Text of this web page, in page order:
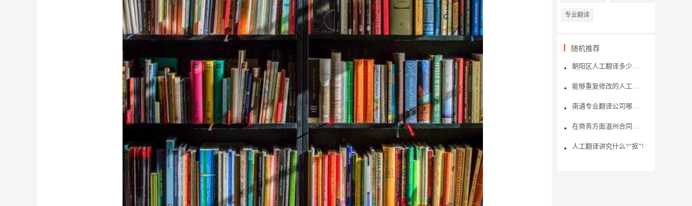
专业翻译
随机推荐
朝阳区人工翻译多少钱？该如何选择文件翻译公司？
能够重复修改的人工翻译有什么?
南通专业翻译公司哪家好？推荐的理由是什么？
在商务方面温州合同翻译应该注意什么问题？
人工翻译讲究什么?“抠”!